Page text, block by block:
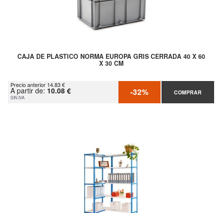
CAJA DE PLASTICO NORMA EUROPA GRIS CERRADA 40 X 60
X 30 CM
Precio anterior 14.83 €
A partir de: 10.08 €
SIN IVA -32% COMPRAR